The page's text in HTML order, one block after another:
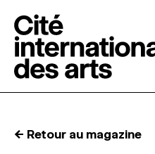
← Retour au magazine